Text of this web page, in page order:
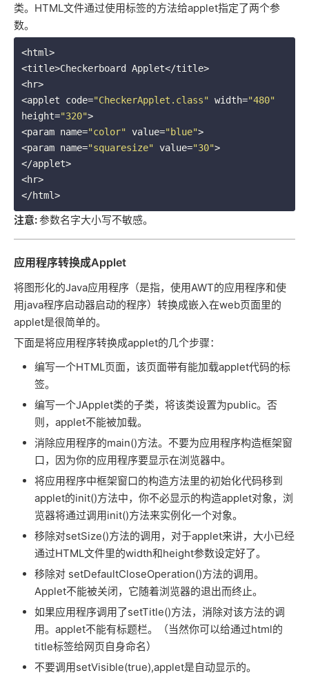
类。HTML文件通过使用标签的方法给applet指定了两个参
数。
<html>
<title>Checkerboard Applet</title>
<hr>
<applet code="CheckerApplet.class" width="480"
height="320">
<param name="color" value="blue">
<param name="squaresize" value="30">
</applet>
<hr>
注意:参数名字大小写不敏感。
应用程序转换成Applet
将图形化的Java应用程序（是指，使用AWT的应用程序和使
用java程序启动器启动的程序）转换成嵌入在web页面里的
applet是很简单的。
下面是将应用程序转换成applet的几个步骤：
编写一个HTML页面，该页面带有能加载applet代码的标
签。
编写一个JApplet类的子类，将该类设置为public。否
则，applet不能被加载。
消除应用程序的main()方法。不要为应用程序构造框架窗
口，因为你的应用程序要显示在浏览器中。
将应用程序中框架窗口的构造方法里的初始化代码移到
applet的init()方法中，你不必显示的构造applet对象，浏
览器将通过调用init()方法来实例化一个对象。
移除对setSize()方法的调用，对于applet来讲，大小已经
通过HTML文件里的width和height参数设定好了。
移除对 setDefaultCloseOperation()方法的调用。
Applet不能被关闭，它随着浏览器的退出而终止。
如果应用程序调用了setTitle()方法，消除对该方法的调
用。applet不能有标题栏。（当然你可以给通过html的
title标签给网页自身命名）
不要调用setVisible(true),applet是自动显示的。